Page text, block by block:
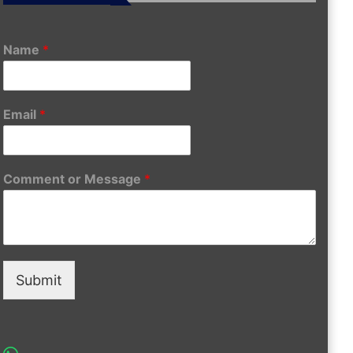
Name *
Email *
Comment or Message *
Submit